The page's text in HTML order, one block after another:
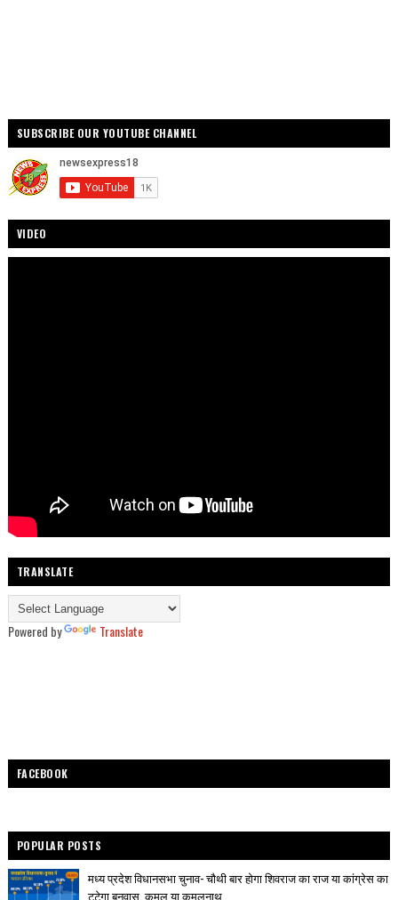
SUBSCRIBE OUR YOUTUBE CHANNEL
VIDEO
TRANSLATE
Powered by Translate
FACEBOOK
POPULAR POSTS
मध्य प्रदेश विधानसभा चुनाव- चौथी बार होगा शिवराज का राज या कांग्रेस का
टूटेगा बनवास, कमल या कमलनाथ